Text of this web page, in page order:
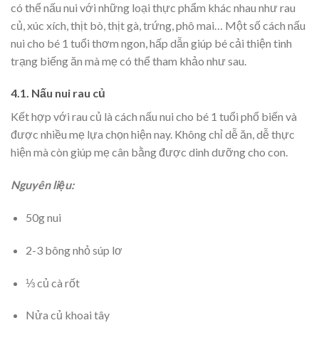
có thể nấu nui với những loại thực phẩm khác nhau như rau
củ, xúc xích, thịt bò, thịt gà, trứng, phô mai… Một số cách nấu
nui cho bé 1 tuổi thơm ngon, hấp dẫn giúp bé cải thiện tình
trạng biếng ăn mà mẹ có thể tham khảo như sau.
4.1. Nấu nui rau củ
Kết hợp với rau củ là cách nấu nui cho bé 1 tuổi phổ biến và
được nhiều mẹ lựa chọn hiện nay. Không chỉ dễ ăn, dễ thực
hiện mà còn giúp mẹ cân bằng được dinh dưỡng cho con.
Nguyên liệu:
50g nui
2-3 bông nhỏ súp lơ
⅓ củ cà rốt
Nửa củ khoai tây